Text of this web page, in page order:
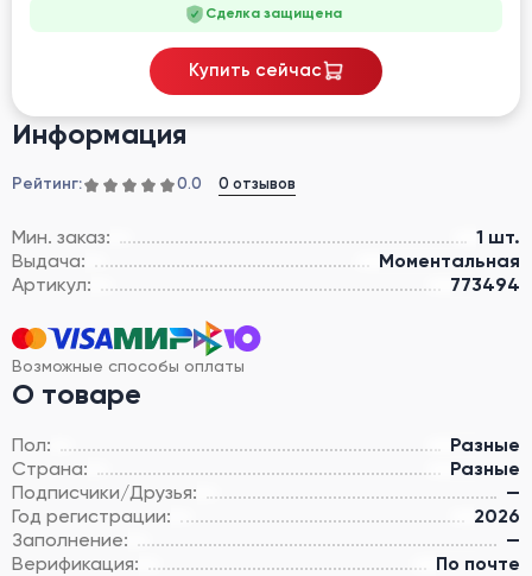
Информация
Рейтинг: 0.0 0 отзывов
Мин. заказ:
1 шт.
Выдача:
Моментальная
Артикул:
773494
Возможные способы оплаты
О товаре
Пол:
Разные
Страна:
Разные
Подписчики/Друзья:
—
Год регистрации:
2026
Заполнение:
—
Верификация:
По почте
Сделка защищена
Купить сейчас